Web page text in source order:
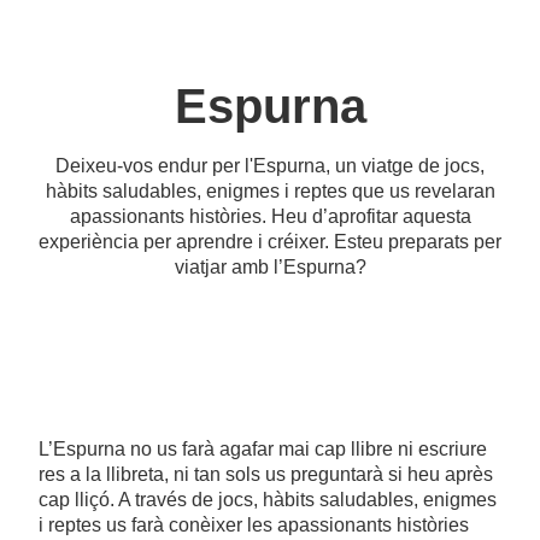
Espurna
Deixeu-vos endur per l'Espurna, un viatge de jocs,
hàbits saludables, enigmes i reptes que us revelaran
apassionants històries. Heu d’aprofitar aquesta
experiència per aprendre i créixer. Esteu preparats per
viatjar amb l’Espurna?
L’Espurna no us farà agafar mai cap llibre ni escriure
res a la llibreta, ni tan sols us preguntarà si heu après
cap lliçó. A través de jocs, hàbits saludables, enigmes
i reptes us farà conèixer les apassionants històries